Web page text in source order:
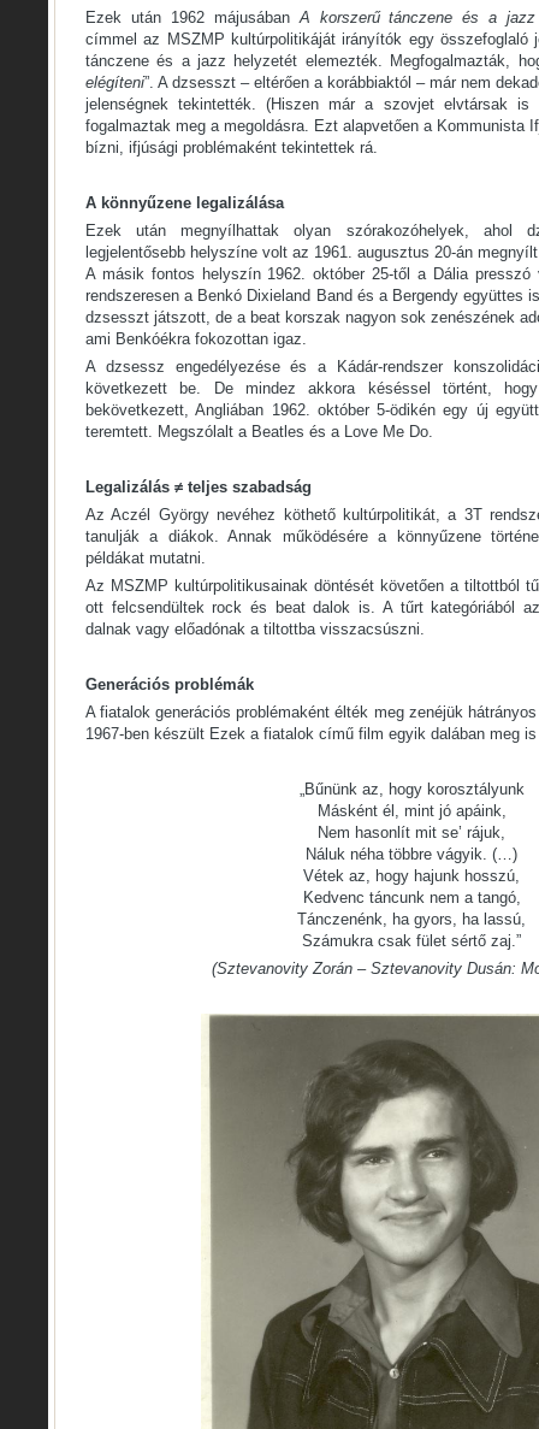
Ezek után 1962 májusában A korszerű tánczene és a jazz
címmel az MSZMP kultúrpolitikáját irányítók egy összefoglaló
tánczene és a jazz helyzetét elemezték. Megfogalmazták,
elégíteni”. A dzsesszt – eltérően a korábbiaktól – már nem
jelenségnek tekintették. (Hiszen már a szovjet elvtársak is
fogalmaztak meg a megoldásra. Ezt alapvetően a Kommunista
bízni, ifjúsági problémaként tekintettek rá.
A könnyűzene legalizálása
Ezek után megnyílhattak olyan szórakozóhelyek, ahol
legjelentősebb helyszíne volt az 1961. augusztus 20-án
A másik fontos helyszín 1962. október 25-től a Dália
rendszeresen a Benkó Dixieland Band és a Bergendy együttes
dzsesszt játszott, de a beat korszak nagyon sok zenészének
ami Benkóékra fokozottan igaz.
A dzsessz engedélyezése és a Kádár-rendszer
következett be. De mindez akkora késéssel történt,
bekövetkezett, Angliában 1962. október 5-ödikén egy új
teremtett. Megszólalt a Beatles és a Love Me Do.
Legalizálás ≠ teljes szabadság
Az Aczél György nevéhez köthető kultúrpolitikát, a 3T
tanulják a diákok. Annak működésére a könnyűzene
példákat mutatni.
Az MSZMP kultúrpolitikusainak döntését követően a tiltottból
ott felcsendültek rock és beat dalok is. A tűrt kategóriából
dalnak vagy előadónak a tiltottba visszacsúszni.
Generációs problémák
A fiatalok generációs problémaként élték meg zenéjük
1967-ben készült Ezek a fiatalok című film egyik dalában meg
„Bűnünk az, hogy korosztályunk
Másként él, mint jó apáink,
Nem hasonlít mit se’ rájuk,
Náluk néha többre vágyik. (…)
Vétek az, hogy hajunk hosszú,
Kedvenc táncunk nem a tangó,
Tánczenénk, ha gyors, ha lassú,
Számukra csak fület sértő zaj.”
(Sztevanovity Zorán – Sztevanovity Dusán: